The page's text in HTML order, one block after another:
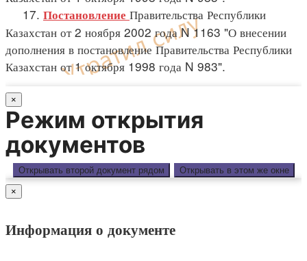
17. Постановление Правительства Республики
Казахстан от 2 ноября 2002 года N 1163 "О внесении
дополнения в постановление Правительства Республики
Казахстан от 1 октября 1998 года N 983".
×
Режим открытия
документов
Открывать второй документ рядом Открывать в этом же окне
×
Информация о документе